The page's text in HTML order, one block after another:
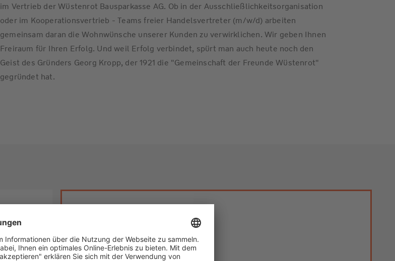
im Vertrieb der Wüstenrot Bausparkasse AG. Ob in der Ausschließlichkeitsorganisation
oder im Kooperationsvertrieb - Teams freier Handelsvertreter (m/w/d) arbeiten
gemeinsam daran die Wohnwünsche unserer Kunden zu verwirklichen. Wir geben Ihnen
Freiraum für Ihren Erfolg. Und weil Erfolg verbindet, spürt man auch heute noch den
Geist des Gründers Georg Kropp, der 1921 die "Gemeinschaft der Freunde Wüstenrot"
gegründet hat.